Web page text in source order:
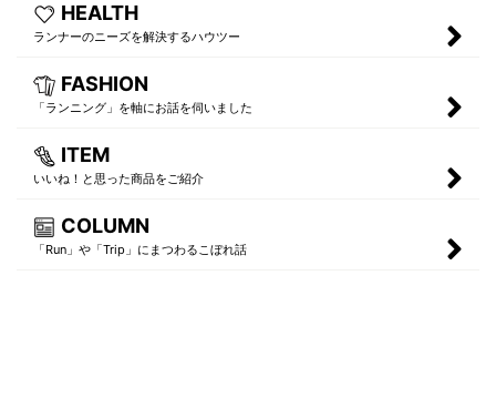
HEALTH
ランナーのニーズを解決するハウツー
FASHION
「ランニング」を軸にお話を伺いました
ITEM
いいね！と思った商品をご紹介
COLUMN
「Run」や「Trip」にまつわるこぼれ話